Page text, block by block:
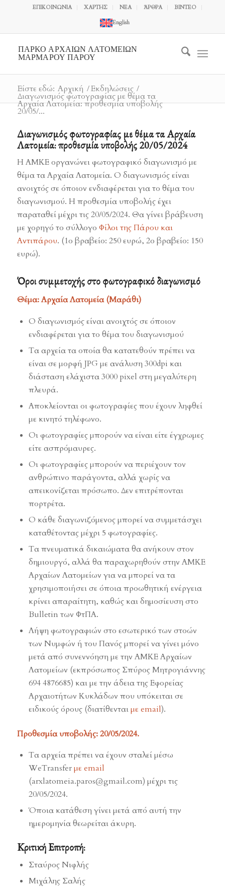
ΕΠΙΚΟΙΝΩΝΙΑ ΧΑΡΤΗΣ ΝΕΑ ΆΡΘΡΑ ΒΙΝΤΕΟ
English
ΠΑΡΚΟ ΑΡΧΑΙΩΝ ΛΑΤΟΜΕΙΩΝ
ΜΑΡΜΑΡΟΥ ΠΑΡΟΥ
Είστε εδώ: Αρχική /Εκδηλώσεις /
Διαγωνισμός φωτογραφίας με θέμα τα
Αρχαία Λατομεία: προθεσμία υποβολής
20/05/...
Διαγωνισμός φωτογραφίας με θέμα τα Αρχαία
Λατομεία: προθεσμία υποβολής 20/05/2024
Η ΑΜΚΕ οργανώνει φωτογραφικό διαγωνισμό με
θέμα τα Αρχαία Λατομεία. Ο διαγωνισμός είναι
ανοιχτός σε όποιον ενδιαφέρεται για το θέμα του
διαγωνισμού. Η προθεσμία υποβολής έχει
παραταθεί μέχρι τις 20/05/2024. Θα γίνει βράβευση
με χορηγό το σύλλογο Φίλοι της Πάρου και
Αντιπάρου. (1ο βραβείο: 250 ευρώ, 2ο βραβείο: 150
ευρώ).
Όροι συμμετοχής στο φωτογραφικό διαγωνισμό
Θέμα: Αρχαία Λατομεία (Μαράθι)
Ο διαγωνισμός είναι ανοιχτός σε όποιον
ενδιαφέρεται για το θέμα του διαγωνισμού
Τα αρχεία τα οποία θα κατατεθούν πρέπει να
είναι σε μορφή JPG με ανάλυση 300dpi και
διάσταση ελάχιστα 3000 pixel στη μεγαλύτερη
πλευρά.
Αποκλείονται οι φωτογραφίες που έχουν ληφθεί
με κινητό τηλέφωνο.
Οι φωτογραφίες μπορούν να είναι είτε έγχρωμες
είτε ασπρόμαυρες.
Οι φωτογραφίες μπορούν να περιέχουν τον
ανθρώπινο παράγοντα, αλλά χωρίς να
απεικονίζεται πρόσωπο. Δεν επιτρέπονται
πορτρέτα.
Ο κάθε διαγωνιζόμενος μπορεί να συμμετάσχει
καταθέτοντας μέχρι 5 φωτογραφίες.
Τα πνευματικά δικαιώματα θα ανήκουν στον
δημιουργό, αλλά θα παραχωρηθούν στην ΑΜΚΕ
Αρχαίων Λατομείων για να μπορεί να τα
χρησιμοποιήσει σε όποια προωθητική ενέργεια
κρίνει απαραίτητη, καθώς και δημοσίευση στο
Bulletin των ΦτΠΑ.
Λήψη φωτογραφιών στο εσωτερικό των στοών
των Νυμφών ή του Πανός μπορεί να γίνει μόνο
μετά από συνεννόηση με την ΑΜΚΕ Αρχαίων
Λατομείων (εκπρόσωπος Σπύρος Μητρογιάννης
694 4876685) και με την άδεια της Εφορείας
Αρχαιοτήτων Κυκλάδων που υπόκειται σε
ειδικούς όρους (διατίθενταιμε email).
Προθεσμία υποβολής: 20/05/2024.
Τα αρχεία πρέπει να έχουν σταλεί μέσω
WeTransferμε email
(arxlatomeia.paros@gmail.com) μέχρι τις
20/05/2024.
Όποια κατάθεση γίνει μετά από αυτή την
ημερομηνία θεωρείται άκυρη.
Κριτική Επιτροπή:
Σταύρος Νιφλής
Μιχάλης Σαλής